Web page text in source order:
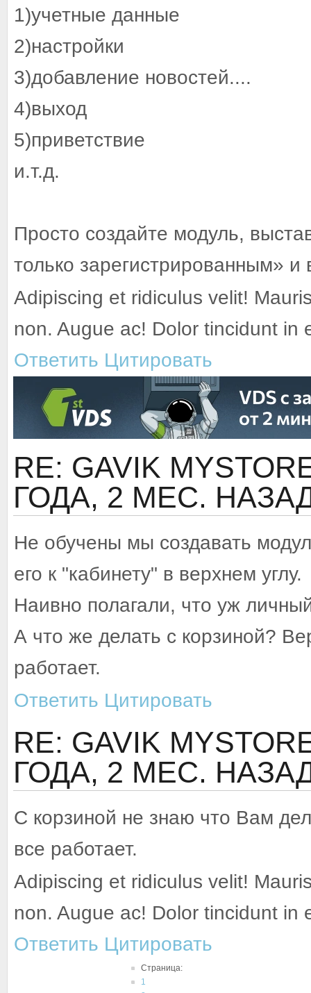
1)учетные данные
2)настройки
3)добавление новостей....
4)выход
5)приветствие
и.т.д.
Просто создайте модуль,
только зарегистрированным» и
Adipiscing et ridiculus velit!
non. Augue ac! Dolor tincidunt in
Ответить Цитировать
RE: GAVIK
ГОДА, 2 МЕС.
Не обучены мы создавать
его к "кабинету" в верхнем углу.
Наивно полагали, что уж
А что же делать с корзиной?
работает.
Ответить Цитировать
RE: GAVIK
ГОДА, 2 МЕС.
С корзиной не знаю что Вам
все работает.
Adipiscing et ridiculus velit!
non. Augue ac! Dolor tincidunt in
Ответить Цитировать
Страница:
1